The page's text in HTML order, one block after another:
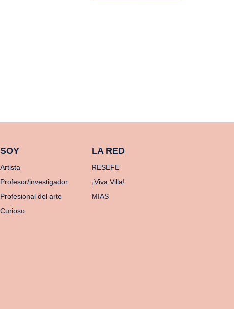
SOY
Artista
Profesor/investigador
Profesional del arte
Curioso
LA RED
RESEFE
¡Viva Villa!
MIAS